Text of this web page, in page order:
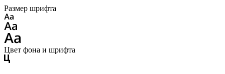
Размер шрифта
Цвет фона и шрифта